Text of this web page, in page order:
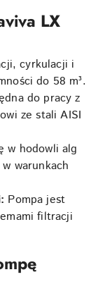
LX
cyrkulacji i
do 58 m³.
do pracy z
ze stali AISI
w hodowli alg
warunkach
Pompa jest
filtracji